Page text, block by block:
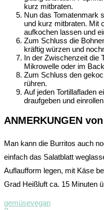
kurz mitbraten.
Nun das Tomatenmark
und kurz mitbraten. Mit
aufkochen lassen und
Zum Schluss die
kräftig würzen und
In der Zwischenzeit die
Mikrowelle oder im
Zum Schluss den
rühren.
Auf jeden Tortillafladen
draufgeben und
ANMERKUNGEN
Man kann die Burritos auch
einfach das Salatblatt
Auflaufform legen, mit Käse
Grad Heißluft ca. 15 Minuten
gemüsevegan